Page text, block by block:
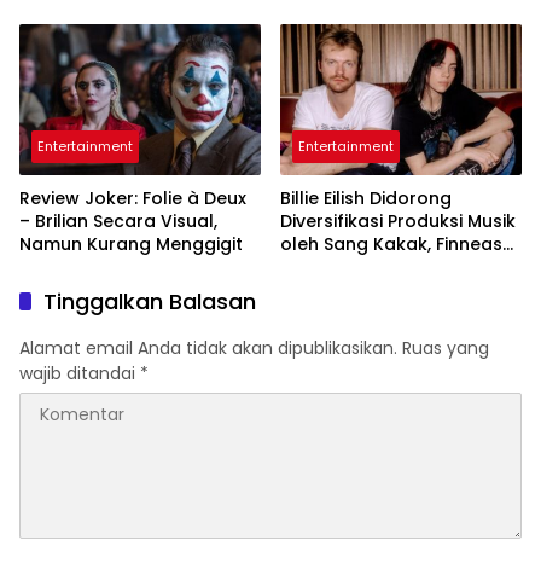
Entertainment
Review Joker: Folie à Deux
– Brilian Secara Visual,
Namun Kurang Menggigit
Entertainment
Billie Eilish Didorong
Diversifikasi Produksi Musik
oleh Sang Kakak, Finneas
Tinggalkan Balasan
Alamat email Anda tidak akan dipublikasikan. Ruas yang
wajib ditandai *